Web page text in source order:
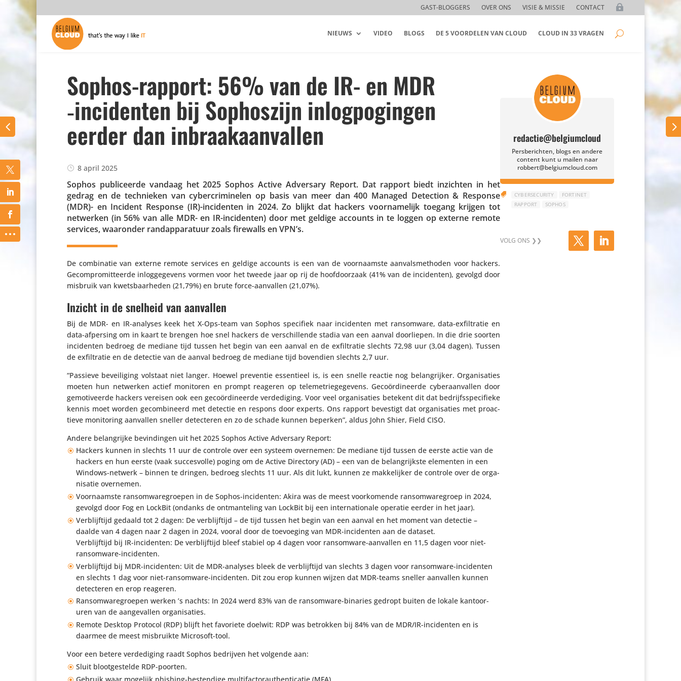
GAST-BLOGGERS OVER ONS VISIE & MISSIE CONTACT
NIEUWS VIDEO BLOGS DE 5 VOORDELEN VAN CLOUD CLOUD IN 33 VRAGEN
Sophos-rapport: 56% van de IR- en MDR
‑incidenten bij Sophoszijn inlogpogingen
eerder dan inbraakaanvallen
8 april 2025
Sophos publi­ceerde vandaag het 2025 Sophos Active Adversary Report. Dat rapport biedt inzichten in het
gedrag en de tech­nieken van cyber­cri­mi­nelen op basis van meer dan 400 Managed Detection & Response
(MDR)- en Incident Response (IR)-incidenten in 2024. Zo blijkt dat hackers voor­na­me­lijk toegang krijgen tot
netwerken (in 56% van alle MDR- en IR-inci­denten) door met geldige accounts in te loggen op externe remote
services, waaronder rand­ap­pa­ra­tuur zoals firewalls en VPN’s.
De combi­natie van externe remote services en geldige accounts is een van de voor­naamste aanvals­methoden voor hackers.
Gecom­pro­mit­teerde inlog­ge­ge­vens vormen voor het tweede jaar op rij de hoofd­oor­zaak (41% van de inci­denten), gevolgd door
misbruik van kwets­baar­heden (21,79%) en brute force-aanvallen (21,07%).
Inzicht in de snelheid van aanvallen
Bij de MDR- en IR-analyses keek het X‑Ops-team van Sophos specifiek naar inci­denten met ransom­ware, data-exfil­tratie en
data-afpersing om in kaart te brengen hoe snel hackers de verschil­lende stadia van een aanval door­liepen. In die drie soorten
inci­denten bedroeg de mediane tijd tussen het begin van een aanval en de exfil­tratie slechts 72,98 uur (3,04 dagen). Tussen
de exfil­tratie en de detectie van de aanval bedroeg de mediane tijd bovendien slechts 2,7 uur.
“Passieve bevei­li­ging volstaat niet langer. Hoewel preventie essen­tieel is, is een snelle reactie nog belang­rijker. Orga­ni­sa­ties
moeten hun netwerken actief monitoren en prompt reageren op telemetrie­gegevens. Geco­ör­di­neerde cyber­aan­vallen door
gemo­ti­veerde hackers vereisen ook een geco­ör­di­neerde verde­di­ging. Voor veel orga­ni­sa­ties betekent dit dat bedrijfs­spe­ci­fieke
kennis moet worden gecom­bi­neerd met detectie en respons door experts. Ons rapport bevestigt dat orga­ni­sa­ties met proac­
tieve moni­to­ring aanvallen sneller detec­teren en zo de schade kunnen beperken”, aldus John Shier, Field CISO.
Andere belang­rijke bevin­dingen uit het 2025 Sophos Active Adversary Report:
Hackers kunnen in slechts 11 uur de controle over een systeem overnemen: De mediane tijd tussen de eerste actie van de
hackers en hun eerste (vaak succes­volle) poging om de Active Directory (AD) – een van de belang­rijkste elementen in een
Windows-netwerk – binnen te dringen, bedroeg slechts 11 uur. Als dit lukt, kunnen ze makke­lijker de controle over de orga­
ni­satie overnemen.
Voor­naamste ransom­wa­re­groepen in de Sophos-inci­denten: Akira was de meest voor­ko­mende ransom­wa­re­groep in 2024,
gevolgd door Fog en LockBit (ondanks de ontman­te­ling van LockBit bij een inter­na­ti­o­nale operatie eerder in het jaar).
Verblijf­tijd gedaald tot 2 dagen: De verblijf­tijd – de tijd tussen het begin van een aanval en het moment van detectie –
daalde van 4 dagen naar 2 dagen in 2024, vooral door de toevoe­ging van MDR-inci­denten aan de dataset.
Verblijf­tijd bij IR-inci­denten: De verblijf­tijd bleef stabiel op 4 dagen voor ransom­ware-aanvallen en 11,5 dagen voor niet-
ransomware-incidenten.
Verblijf­tijd bij MDR-inci­denten: Uit de MDR-analyses bleek de verblijf­tijd van slechts 3 dagen voor ransom­ware-inci­denten
en slechts 1 dag voor niet-ransom­ware-inci­denten. Dit zou erop kunnen wijzen dat MDR-teams sneller aanvallen kunnen
detec­teren en erop reageren.
Ransom­wa­re­groepen werken ’s nachts: In 2024 werd 83% van de ransom­ware-binaries gedropt buiten de lokale kantoor­
uren van de aange­vallen organisaties.
Remote Desktop Protocol (RDP) blijft het favoriete doelwit: RDP was betrokken bij 84% van de MDR/IR-inci­denten en is
daarmee de meest misbruikte Microsoft-tool.
Voor een betere verde­di­ging raadt Sophos bedrijven het volgende aan:
Sluit bloot­ge­stelde RDP-poorten.
redactie@belgiumcloud
Persberichten, blogs en andere
content kunt u mailen naar
robbert@belgiumcloud.com
 CYBERSECURITY
FORTINET
RAPPORT
SOPHOS